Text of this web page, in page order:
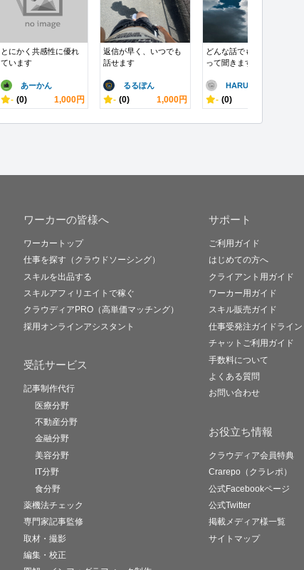
とにかく共感性に優れ
ています
あーかん
- (0) 1,000円
返信が早く、いつでも
話せます
るるぽん
- (0) 1,000円
どんな話でも親身にな
って聞きます
HARUMA..
- (0)
ワーカーの皆様へ
ワーカートップ
仕事を探す（クラウドソーシング）
スキルを出品する
スキルアフィリエイトで稼ぐ
クラウディアPRO（高単価マッチング）
採用オンラインアシスタント
受託サービス
記事制作代行
医療分野
不動産分野
金融分野
美容分野
IT分野
食分野
薬機法チェック
専門家記事監修
取材・撮影
編集・校正
サポート
ご利用ガイド
はじめての方へ
クライアント用ガイド
ワーカー用ガイド
スキル販売ガイド
仕事受発注ガイドライン
チャットご利用ガイド
手数料について
よくある質問
お問い合わせ
お役立ち情報
クラウディア会員特典
Crarepo（クラレポ）
公式Facebookページ
公式Twitter
掲載メディア様一覧
サイトマップ